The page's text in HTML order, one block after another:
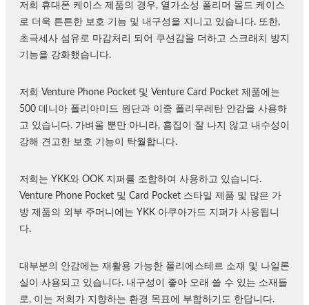
저희 휴대폰 케이스 제품의 경우, 열가소성 폴리머 몰드 케이스
로 더욱 튼튼한 보호 기능 및 내구성을 지니고 있습니다. 또한,
초극세사 섬유로 마감처리 되어 쿠션감을 더하고 스크래치 방지
기능을 강화했습니다.
저희 Venture Phone Pocket 및 Venture Card Pocket 제품에는
500 데니아 폴리아미드 원단과 이중 폴리우레탄 안감을 사용하
고 있습니다. 가벼울 뿐만 아니라, 흠집이 잘 나지 않고 내수성이
강해 견고한 보호 기능이 탁월합니다.
저희는 YKK와 OOK 지퍼를 조합하여 사용하고 있습니다.
Venture Phone Pocket 및 Card Pocket 스타일 제품 및 많은 가
방 제품의 외부 주머니에는 YKK 아쿠아가드 지퍼가 사용됩니
다.
대부분의 안감에는 재활용 가능한 폴리에스테르 소재 및 나일론
실이 사용되고 있습니다. 내구성이 좋아 오래 쓸 수 있는 소재들
로, 이는 저희가 지향하는 환경 목표에 부합하기도 한답니다.